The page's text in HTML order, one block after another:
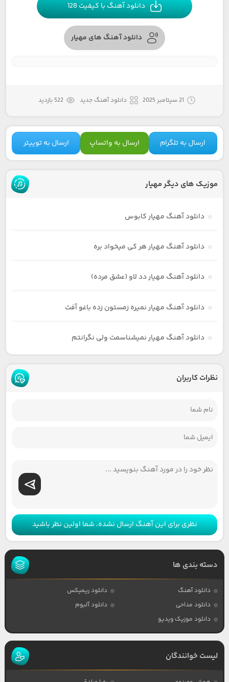
دانلود آهنگ با کیفیت 128
دانلود آهنگ های مهیار
21 سپتامبر 2025 دانلود آهنگ جدید 522 بازدید
ارسال به تلگرام ارسال به واتساپ ارسال به توییتر
موزیک های دیگر مهیار
دانلود آهنگ مهیار کابوس
دانلود آهنگ مهیار هر کی میخواد بره
دانلود آهنگ مهیار دد لاو (عشق مرده)
دانلود آهنگ مهیار نمیره زمستون زده باغو آفت
دانلود آهنگ مهیار نمیشناسمت ولی نگرانتم
نظرات کاربران
نظری برای این آهنگ ارسال نشده، شما اولین نظر باشید
دسته بندی ها
دانلود آهنگ
دانلود ریمیکس
دانلود مداحی
دانلود آلبوم
دانلود موزیک ویدیو
لیست خوانندگان